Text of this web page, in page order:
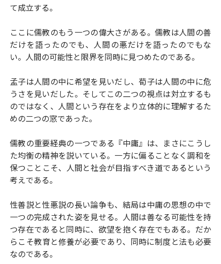
て成立する。
ここに儒教のもう一つの偉大さがある。儒教は人間の善
だけを語ったのでも、人間の悪だけを語ったのでもな
い。人間の可能性と限界を同時に見つめたのである。
孟子は人間の中に希望を見いだし、荀子は人間の中に危
うさを見いだした。そしてこの二つの視点は対立するも
のではなく、人間という存在をより立体的に理解するた
めの二つの窓であった。
儒教の重要経典の一つである『中庸』は、まさにこうし
た均衡の精神を説いている。一方に偏ることなく調和を
保つことこそ、人間と社会が目指すべき道であるという
考えである。
性善説と性悪説の長い論争も、結局は中庸の思想の中で
一つの完成された姿を見せる。人間は善なる可能性を持
つ存在であると同時に、欲望を抱く存在でもある。だか
らこそ教育と修養が必要であり、同時に制度と法も必要
なのである。